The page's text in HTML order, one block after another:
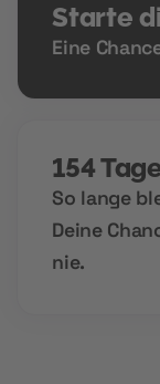
Starte
Eine
154
So lange
Deine
nie.